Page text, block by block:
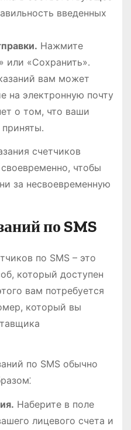
введенных
Нажмите
или «Сохранить»․
вам может
на электронную почту
о том, что ваши
счетчиков
чтобы
за несвоевременную
по SMS
по SMS – это
который доступен
вам потребуется
который вы
по SMS обычно
Наберите в поле
лицевого счета и